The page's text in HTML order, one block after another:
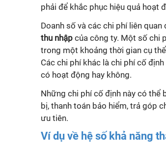
phải để khắc phục hiệu quả hoạt
Doanh số và các chi phí liên
thu nhập của công ty. Một số chi
trong một khoảng thời gian cụ
Các chi phí khác là chi phí cố
có hoạt động hay không.
Những chi phí cố định này có thể
bị, thanh toán bảo hiểm, trả góp
ưu tiên.
Ví dụ về hệ số khả năng